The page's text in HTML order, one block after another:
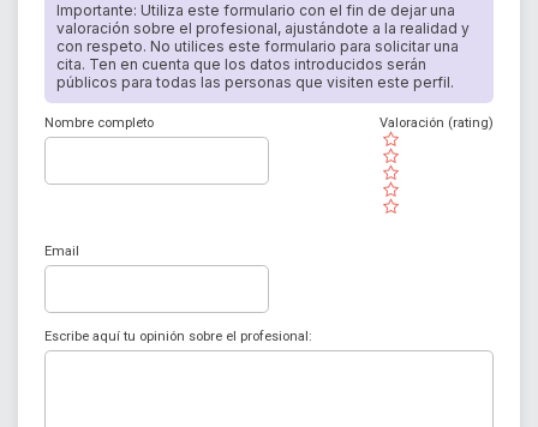
Importante: Utiliza este formulario con el fin de dejar una
valoración sobre el profesional, ajustándote a la realidad y
con respeto. No utilices este formulario para solicitar una
cita. Ten en cuenta que los datos introducidos serán
públicos para todas las personas que visiten este perfil.
Nombre completo
( )
( )
( )
( )
( )
Valoración (rating)
Email
Escribe aquí tu opinión sobre el profesional: